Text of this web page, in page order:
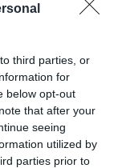
third parties, or
for
below opt-out
that after your
seeing
utilized by
parties prior to